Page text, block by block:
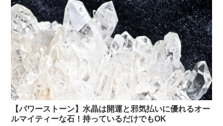
【パワーストーン】水晶は開運と邪気払いに優れるオー
ルマイティーな石！持っているだけでもOK